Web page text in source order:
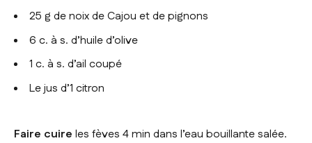
25 g de noix de Cajou et de pignons
6 c. à s. d’huile d’olive
1 c. à s. d’ail coupé
Le jus d’1 citron
Faire cuire les fèves 4 min dans l’eau bouillante salée.